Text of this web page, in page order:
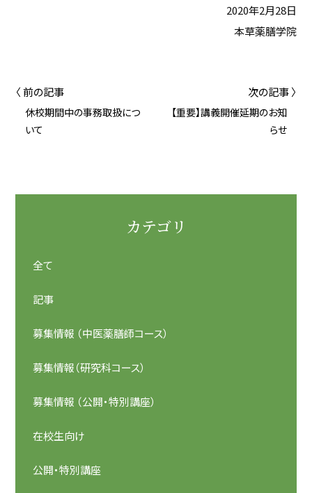
2020年2月28日
本草薬膳学院
〈 前の記事
休校期間中の事務取扱につ
いて
次の記事 〉
【重要】講義開催延期のお知
らせ
カテゴリ
全て
記事
募集情報 （中医薬膳師コース）
募集情報（研究科コース）
募集情報 （公開・特別講座）
在校生向け
公開・特別講座